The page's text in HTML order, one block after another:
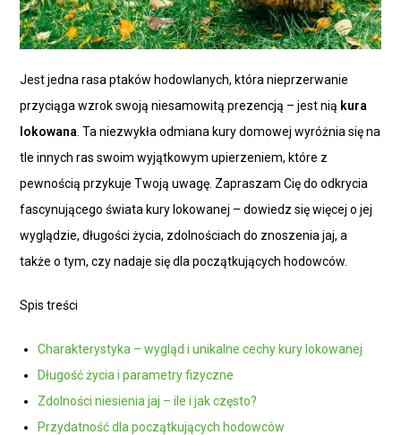
Jest jedna rasa ptaków hodowlanych, która nieprzerwanie
przyciąga wzrok swoją niesamowitą prezencją – jest nią kura
lokowana . Ta niezwykła odmiana kury domowej wyróżnia się na
tle innych ras swoim wyjątkowym upierzeniem, które z
pewnością przykuje Twoją uwagę. Zapraszam Cię do odkrycia
fascynującego świata kury lokowanej – dowiedz się więcej o jej
wyglądzie, długości życia, zdolnościach do znoszenia jaj, a
także o tym, czy nadaje się dla początkujących hodowców.
Spis treści
Charakterystyka – wygląd i unikalne cechy kury lokowanej
Długość życia i parametry fizyczne
Zdolności niesienia jaj – ile i jak często?
Przydatność dla początkujących hodowców